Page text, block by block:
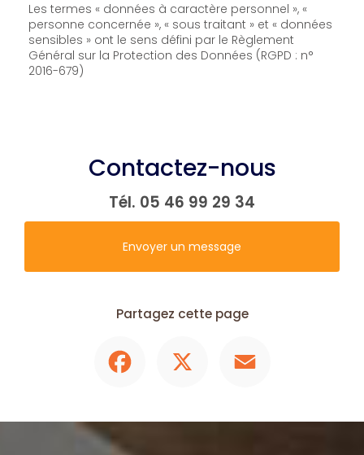
Les termes « données à caractère personnel », «
personne concernée », « sous traitant » et « données
sensibles » ont le sens défini par le Règlement
Général sur la Protection des Données (RGPD : n°
2016-679)
Contactez-nous
Tél. 05 46 99 29 34
Envoyer un message
Partagez cette page